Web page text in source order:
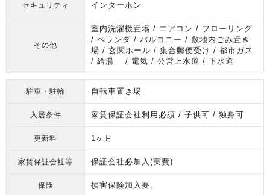
セキュリティ インターホン
その他
室内洗濯機置場 / エアコン / フローリング
/ ベランダ / バルコニー / 敷地内ごみ置き
場 / 玄関ホール / 集合郵便受け / 都市ガス
/ 給湯 / 電気 / 公営上水道 / 下水道
駐車・駐輪 自転車置き場
入居条件 家賃保証会社利用必須 / 子供可 / 独身可
更新料 1ヶ月
家賃保証会社等 保証会社必加入(実費)
保険 損害保険加入要。